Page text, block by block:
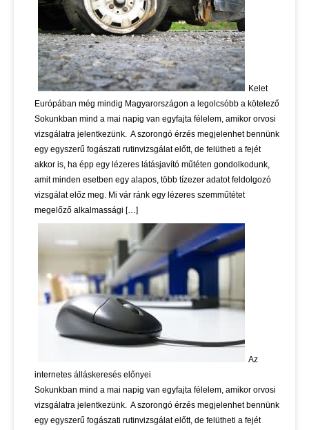
Kelet
Európában még mindig Magyarországon a legolcsóbb a kötelező
Sokunkban mind a mai napig van egyfajta félelem, amikor orvosi
vizsgálatra jelentkezünk. A szorongó érzés megjelenhet bennünk
egy egyszerű fogászati rutinvizsgálat előtt, de felütheti a fejét
akkor is, ha épp egy lézeres látásjavító műtéten gondolkodunk,
amit minden esetben egy alapos, több tízezer adatot feldolgozó
vizsgálat előz meg. Mi vár ránk egy lézeres szemműtétet
megelőző alkalmassági […]
Az
internetes álláskeresés előnyei
Sokunkban mind a mai napig van egyfajta félelem, amikor orvosi
vizsgálatra jelentkezünk. A szorongó érzés megjelenhet bennünk
egy egyszerű fogászati rutinvizsgálat előtt, de felütheti a fejét